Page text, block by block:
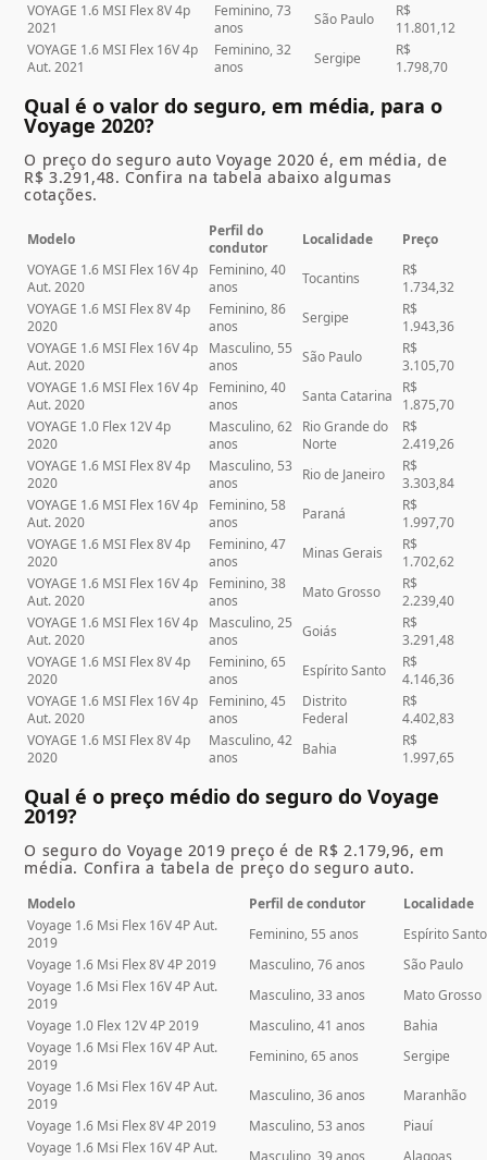
VOYAGE 1.6 MSI Flex 8V 4p
2021
Feminino, 73
anos
São Paulo
R$
11.801,12
VOYAGE 1.6 MSI Flex 16V 4p
Aut. 2021
Feminino, 32
anos
Sergipe
R$
1.798,70
Qual é o valor do seguro, em média, para o
Voyage 2020?
O preço do seguro auto Voyage 2020 é, em média, de
R$ 3.291,48. Confira na tabela abaixo algumas
cotações.
Modelo
Perfil do
condutor
Localidade
Preço
VOYAGE 1.6 MSI Flex 16V 4p
Aut. 2020
Feminino, 40
anos
Tocantins
R$
1.734,32
VOYAGE 1.6 MSI Flex 8V 4p
2020
Feminino, 86
anos
Sergipe
R$
1.943,36
VOYAGE 1.6 MSI Flex 16V 4p
Aut. 2020
Masculino, 55
anos
São Paulo
R$
3.105,70
VOYAGE 1.6 MSI Flex 16V 4p
Aut. 2020
Feminino, 40
anos
Santa Catarina
R$
1.875,70
VOYAGE 1.0 Flex 12V 4p
2020
Masculino, 62
anos
Rio Grande do
Norte
R$
2.419,26
VOYAGE 1.6 MSI Flex 8V 4p
2020
Masculino, 53
anos
Rio de Janeiro
R$
3.303,84
VOYAGE 1.6 MSI Flex 16V 4p
Aut. 2020
Feminino, 58
anos
Paraná
R$
1.997,70
VOYAGE 1.6 MSI Flex 8V 4p
2020
Feminino, 47
anos
Minas Gerais
R$
1.702,62
VOYAGE 1.6 MSI Flex 16V 4p
Aut. 2020
Feminino, 38
anos
Mato Grosso
R$
2.239,40
VOYAGE 1.6 MSI Flex 16V 4p
Aut. 2020
Masculino, 25
anos
Goiás
R$
3.291,48
VOYAGE 1.6 MSI Flex 8V 4p
2020
Feminino, 65
anos
Espírito Santo
R$
4.146,36
VOYAGE 1.6 MSI Flex 16V 4p
Aut. 2020
Feminino, 45
anos
Distrito
Federal
R$
4.402,83
VOYAGE 1.6 MSI Flex 8V 4p
2020
Masculino, 42
anos
Bahia
R$
1.997,65
Qual é o preço médio do seguro do Voyage
2019?
O seguro do Voyage 2019 preçoé de R$ 2.179,96, em
média. Confira a tabela de preço do seguro auto.
Modelo Perfil de condutor
Localidade
Voyage 1.6 Msi Flex 16V 4P Aut.
2019
Feminino, 55 anos
Espírito Santo
Voyage 1.6 Msi Flex 8V 4P 2019
Masculino, 76 anos
São Paulo
Voyage 1.6 Msi Flex 16V 4P Aut.
2019
Masculino, 33 anos
Mato Grosso
Voyage 1.0 Flex 12V 4P 2019
Masculino, 41 anos
Bahia
Voyage 1.6 Msi Flex 16V 4P Aut.
2019
Feminino, 65 anos
Sergipe
Voyage 1.6 Msi Flex 16V 4P Aut.
2019
Masculino, 36 anos
Maranhão
Voyage 1.6 Msi Flex 8V 4P 2019
Masculino, 53 anos
Piauí
Voyage 1.6 Msi Flex 16V 4P Aut.
Masculino, 39 anos Alagoas